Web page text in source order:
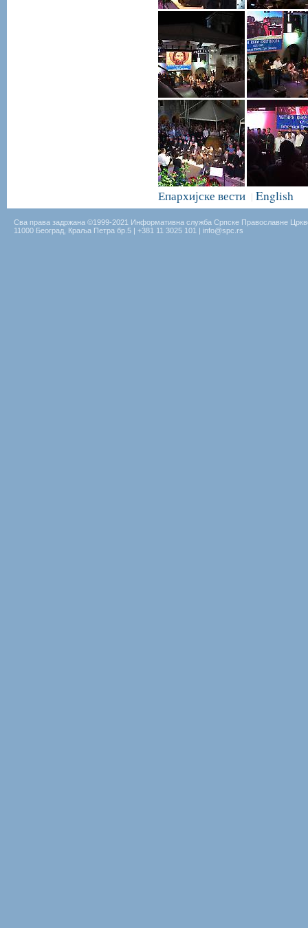
Епархијске вести | English
Сва права задржана ©1999-2021 Информативна служба Српске Православне
11000 Београд, Краља Петра бр.5 | +381 11 3025 101 | info@spc.rs